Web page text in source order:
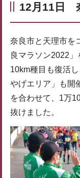
12月11日
奈良市と天理市を
良マラソン2022
10km種目も復活
やげエリア」も開
を合わせて、1万
抜けました。